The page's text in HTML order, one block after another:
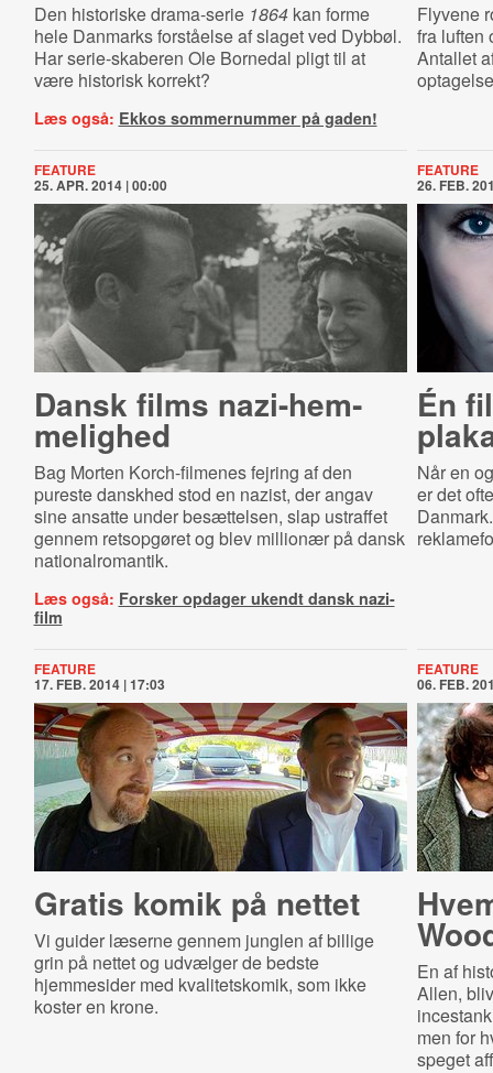
Den historiske drama-serie 1864kan forme
hele Danmarks forståelse af slaget ved Dybbøl.
Har serie-skaberen Ole Bornedal pligt til at
være historisk korrekt?
Læs også: Ekkos sommernummer på gaden!
Flyvene
fra luften
Antallet
FEATURE
25. APR. 2014 | 00:00
Dansk films na­zi-​hem­
me­lig­hed
Bag Morten Korch-filmenes fejring af den
pureste danskhed stod en nazist, der angav
sine ansatte under besættelsen, slap ustraffet
gennem retsopgøret og blev millionær på dansk
nationalromantik.
Læs også: Forsker opdager ukendt dansk nazi-
film
FEATURE
26. FEB.
Én
Når en
er det
FEATURE
17. FEB. 2014 | 17:03
Gratis komik på nettet
Vi guider læserne gennem junglen af billige
grin på nettet og udvælger de bedste
hjemmesider med kvalitetskomik, som ikke
koster en krone.
FEATURE
06. FEB.
En af
Allen,
men for
speget